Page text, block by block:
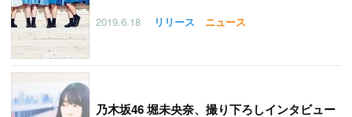
2019.6.18 リリース ニュース
乃木坂46 堀未央奈、撮り下ろしインタビュー